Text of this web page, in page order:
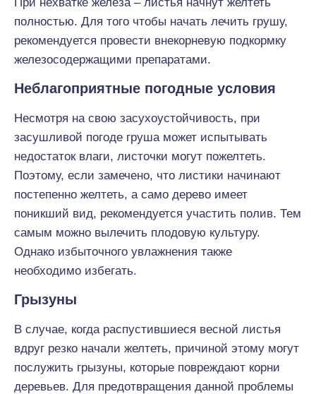
полностью. Для того чтобы начать лечить грушу,
рекомендуется провести внекорневую подкормку
железосодержащими препаратами.
Неблагоприятные погодные условия
Несмотря на свою засухоустойчивость, при
засушливой погоде груша может испытывать
недостаток влаги, листочки могут пожелтеть.
Поэтому, если замечено, что листики начинают
постепенно желтеть, а само дерево имеет
поникший вид, рекомендуется участить полив. Тем
самым можно вылечить плодовую культуру.
Однако избыточного увлажнения также
необходимо избегать.
Грызуны
В случае, когда распустившиеся весной листья
вдруг резко начали желтеть, причиной этому могут
послужить грызуны, которые повреждают корни
деревьев. Для предотвращения данной проблемы